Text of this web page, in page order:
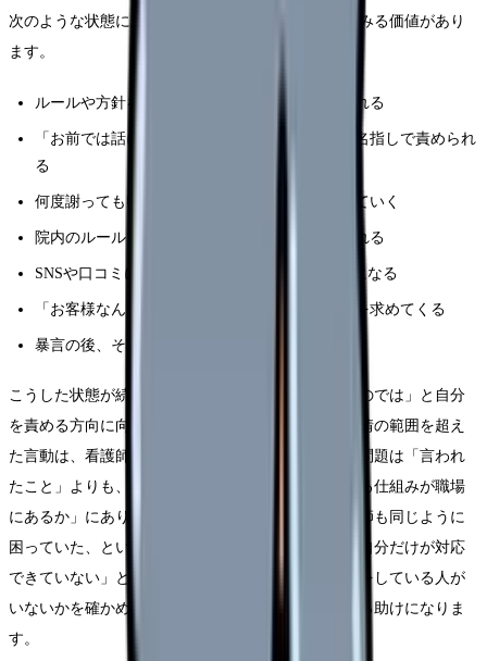
次のような状態に思い当たる方は、状況を整理してみる価値があり
ます。
ルールや方針を説明しただけで、長時間どなられる
「お前では話にならない」と人格を否定され、名指しで責められ
る
何度謝っても収まらず、要求がエスカレートしていく
院内のルールでは応じられない要求を強く迫られる
SNSや口コミに名指しで書かれるのではと不安になる
「お客様なんだから」と、職場が看護師に我慢を求めてくる
暴言の後、その患者さんの担当になるのが怖い
こうした状態が続くと、「自分の伝え方が悪かったのでは」と自分
を責める方向に向かいがちです。けれど、正当な苦情の範囲を超え
た言動は、看護師の接遇の巧拙とは別の問題です。問題は「言われ
たこと」よりも、「度を越した言動から看護師を守る仕組みが職場
にあるか」にあります。同じ患者さんに、別の看護師も同じように
困っていた、というケースは珍しくありません。「自分だけが対応
できていない」と思い込む前に、まわりに同じ思いをしている人が
いないかを確かめてみることも、状況を客観的に見る助けになりま
す。